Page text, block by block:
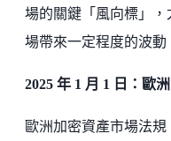
場的關鍵「風向標」
場帶來一定程度的波動
2025 年 1 月 1 日：歐
歐洲加密資產市場法